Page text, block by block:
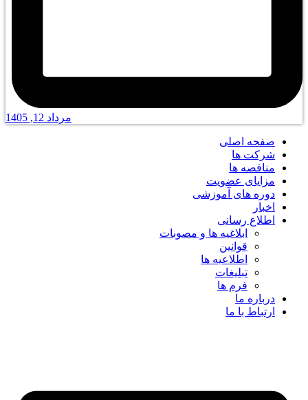
مرداد 12, 1405
صفحه اصلی
شرکت ها
مناقصه ها
مزایای عضویت
دوره های آموزشی
اخبار
اطلاع رسانی
ابلاغیه ها و مصوبات
قوانین
اطلاعیه ها
تبلیغات
فرم ها
درباره ما
ارتباط با ما